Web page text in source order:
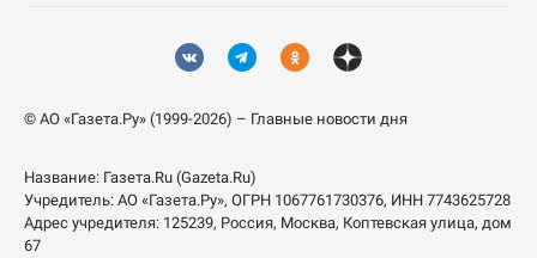
© АО «Газета.Ру» (1999-2026) – Главные новости дня
Название: Газета.Ru (Gazeta.Ru)
Учредитель: АО «Газета.Ру», ОГРН 1067761730376, ИНН 7743625728
Адрес учредителя: 125239, Россия, Москва, Коптевская улица, дом
67